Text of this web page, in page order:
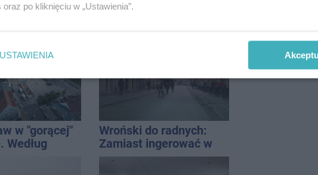
pierwszy
Podczas burzy ucierpiał
w "gorącej"
Według
Wroński do radnych:
Zamiast ingerować w
prywatną własność
oraz po kliknięciu w „Ustawienia”.
USTAWIENIA